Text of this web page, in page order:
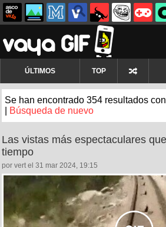
ÚLTIMOS TOP
Se han encontrado 354 resultados
Búsqueda de nuevo
Las vistas más espectaculares
tiempo
por vert el 31 mar 2024, 19:15